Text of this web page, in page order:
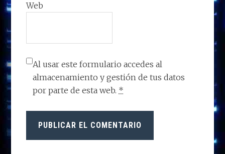
Web
Al usar este formulario accedes al
almacenamiento y gestión de tus datos
por parte de esta web. *